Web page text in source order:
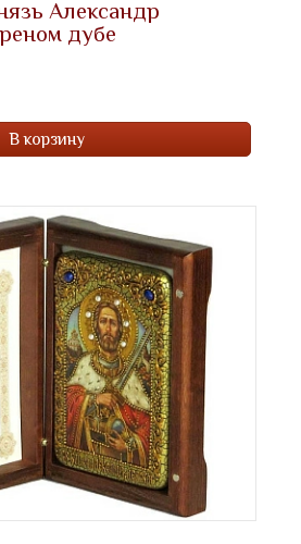
Александр
дубе
В корзину